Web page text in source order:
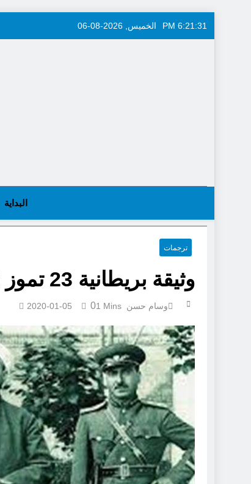
الخميس, 2026-08-06 6:21:32 PM
البداية
ترجمات
وثيقة بريطانية 23 تموز 1946
وسام حسن 2020-01-05 01 Mins